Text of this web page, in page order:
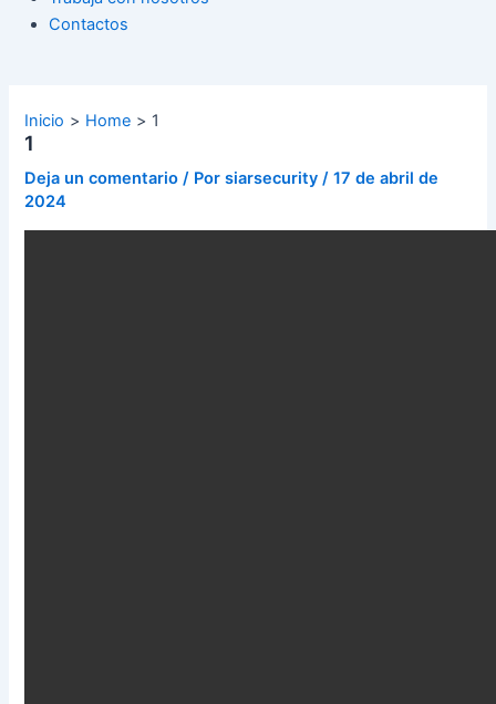
Contactos
Inicio Home 1
1
Deja un comentario / Porsiarsecurity/17 de abril de
2024